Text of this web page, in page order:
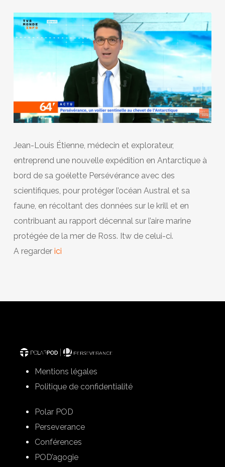
Jean-Louis Étienne, médecin et explorateur,
entreprend une nouvelle expédition en Antarctique à
bord de sa goélette Persévérance avec des
scientifiques, pour protéger l’océan Austral et sa
faune, en récoltant des données sur le krill et en
contribuant au rapport décennal sur l’aire marine
protégée de la mer de Ross. Itw de celui-ci.
A regarder ici
Mentions légales
Politique de confidentialité
Polar POD
Perseverance
Conférences
POD’agogie